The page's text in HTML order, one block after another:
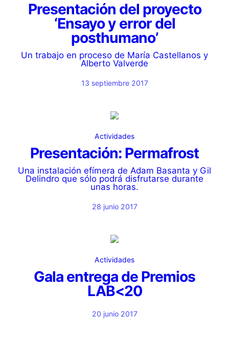
Presentación del proyecto
‘Ensayo y error del
posthumano’
Un trabajo en proceso de María Castellanos y
Alberto Valverde
13 septiembre 2017
Actividades
Presentación: Permafrost
Una instalación efímera de Adam Basanta y Gil
Delindro que sólo podrá disfrutarse durante
unas horas.
28 junio 2017
Actividades
Gala entrega de Premios
LAB<20
20 junio 2017